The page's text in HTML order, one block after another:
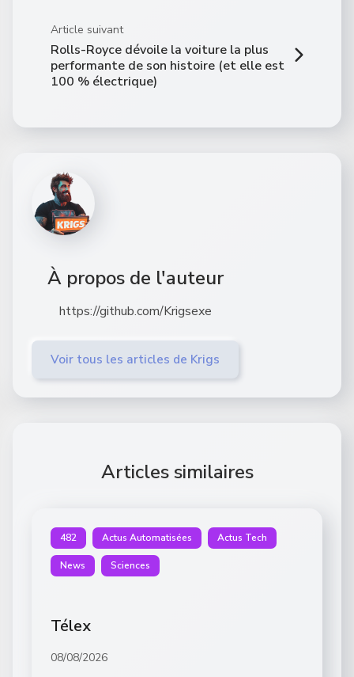
Article suivant
Rolls-Royce dévoile la voiture la plus
performante de son histoire (et elle est
100 % électrique)
À propos de l'auteur
https://github.com/Krigsexe
Voir tous les articles de Krigs
Articles similaires
482 Actus Automatisées Actus Tech
News Sciences
Télex
08/08/2026